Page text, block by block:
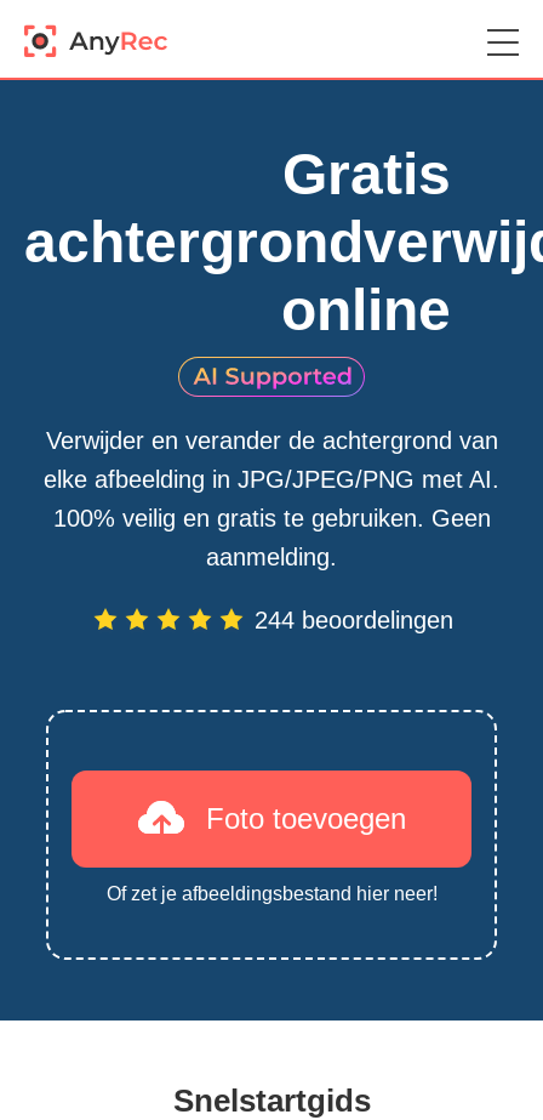
Gratis
online
Verwijder en verander de achtergrond van
elke afbeelding in JPG/JPEG/PNG met AI.
100% veilig en gratis te gebruiken. Geen
aanmelding.
244 beoordelingen
Foto toevoegen
Of zet je afbeeldingsbestand hier neer!
Snelstartgids